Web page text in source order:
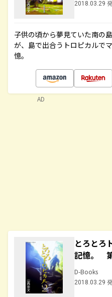
2018.03.29
子供の頃から夢見ていた南の
が、島で出合うトロピカルで
憶。
とろとろ
記憶。
D-Books
2018.03.29
AD